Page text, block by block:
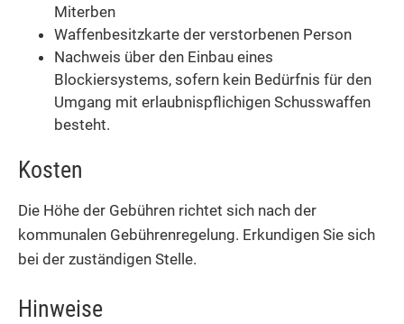
Miterben
Waffenbesitzkarte der verstorbenen Person
Nachweis über den Einbau eines
Blockiersystems, sofern kein Bedürfnis für den
Umgang mit erlaubnispflichigen Schusswaffen
besteht.
Kosten
Die Höhe der Gebühren richtet sich nach der
kommunalen Gebührenregelung. Erkundigen Sie sich
bei der zuständigen Stelle.
Hinweise